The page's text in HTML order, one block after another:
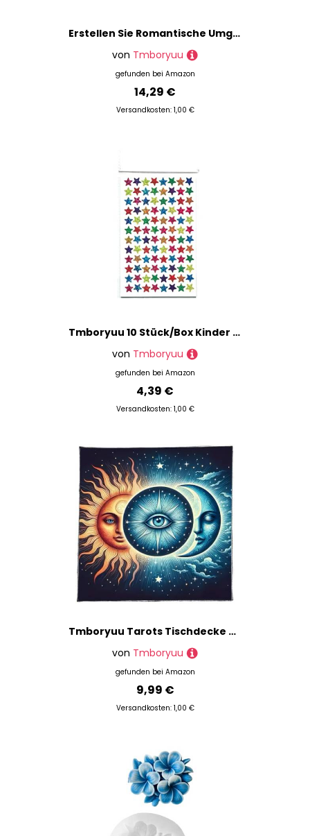
Erstellen Sie Romantische Umgebungen Mit Stilvoll Geformten Robusten Silikonkerzenhalter Schimmelpilzversorgungen Für Liebhaber Und Hobbyisten Die Leicht Zu Bedienen Zu Können Kerzenform Verwenden
von Tmboryuu
gefunden bei Amazon
14,29 €
Versandkosten: 1,00 €
Tmboryuu 10 Stück/Box Kinder Goldplattierte Auszeichnung Glitzer Aufkleber Lehrer Lob Label Award Fünf Punkte Star Gold Sticker Geschenkbelohnungsdiagramm Belohnungsprämien Für Lehrer
von Tmboryuu
gefunden bei Amazon
4,39 €
Versandkosten: 1,00 €
Tmboryuu Tarots Tischdecke Blumenmond Sonnenmuster Astrologie Altäre Stoff Göttisch Karten Tisch Wandteppich Hexerei Liefern Altäre Tarots Karte
von Tmboryuu
gefunden bei Amazon
9,99 €
Versandkosten: 1,00 €